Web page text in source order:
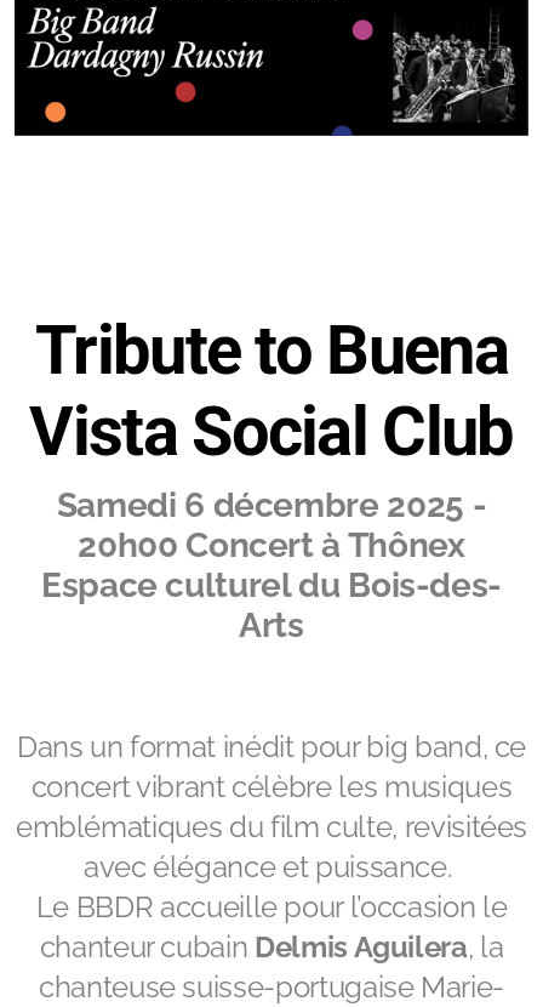
Tribute to Buena
Vista Social Club
Samedi 6 décembre 2025 -
20h00 Concert à Thônex
Espace culturel du Bois-des-
Arts
Dans un format inédit pour big band, ce
concert vibrant célèbre les musiques
emblématiques du film culte, revisitées
avec élégance et puissance.
Le BBDR accueille pour l’occasion le
chanteur cubain Delmis Aguilera, la
chanteuse suisse-portugaise Marie-